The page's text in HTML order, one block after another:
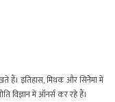
हैं। इतिहास, मिथक और सिनेेमा में
विज्ञान में ऑनर्स कर रहे हैं।